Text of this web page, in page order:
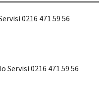
0216 471 59 56
0216 471 59 56